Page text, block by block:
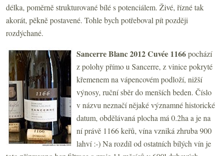
délka, poměrně strukturované bílé s potenciálem. Živé, řízné tak
akorát, pěkně postavené. Tohle bych potřeboval pít později
rozdýchané.
Sancerre Blanc 2012 Cuvée 1166pochází
z polohy přímo u Sancerre, z vinice pokryté
křemenem na vápencovém podloží, nižší
výnosy, ruční sběr do menších beden. Číslo
v názvu neznačí nějaké významné historické
datum, obdělávaná plocha má 0.2ha a je na
ní právě 1166 keřů, vína vzniká zhruba 900
lahví :-) Na rozdíl od ostatních bílých vín je